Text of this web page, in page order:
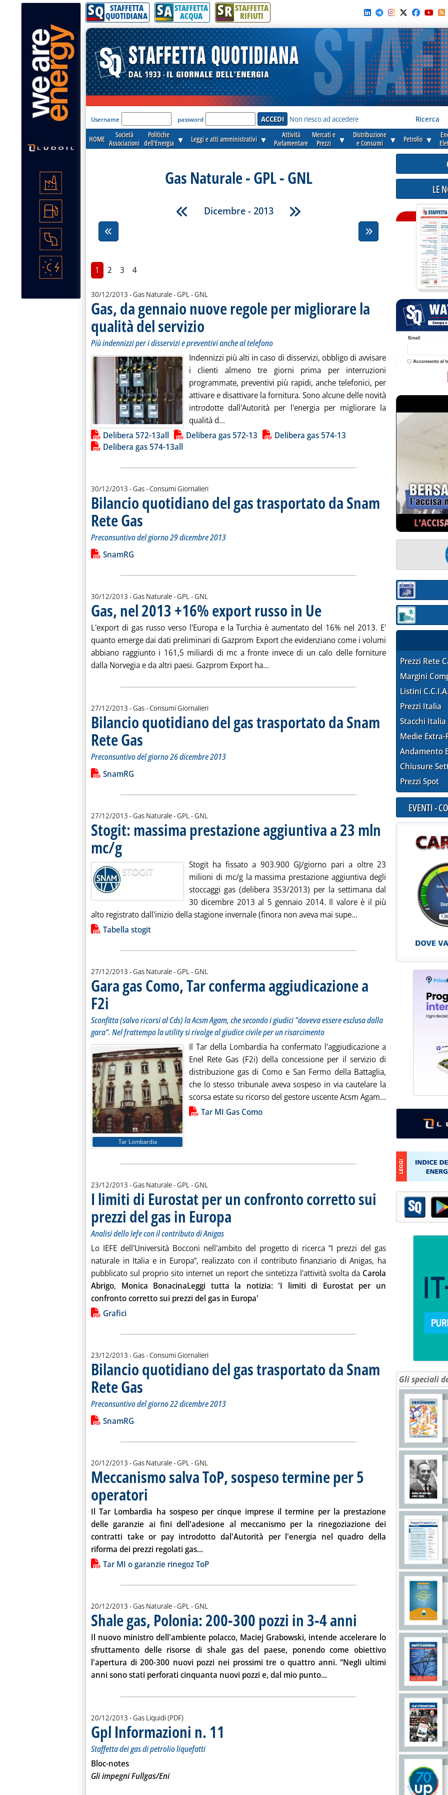
SQ STAFFETTA
QUOTIDIANA SA STAFFETTA
ACQUA SR STAFFETTA
RIFIUTI
'Modulo Login per accedere'
Username password Non riesco ad accedere Ricerca
HOME
Società
Associazioni
Politiche
dell'Energia ▼ Leggi e atti amministrativi ▼
Attività
Parlamentare
Mercati e
Prezzi
▼
Distribuzione
e Consumi
▼ Petrolio ▼
Gas Naturale - GPL - GNL
Dicembre - 2013
1 2 3 4
30/12/2013 - Gas Naturale - GPL - GNL
Gas, da gennaio nuove regole per migliorare la
qualità del servizio . Sottotitolo: Più indennizzi per i disservizi e preventivi anche al telefono
. Pubblicata lunedì 30 dicembre 2013 alle 15.36.
Più indennizzi per i disservizi e preventivi anche al telefono
Indennizzi più alti in caso di disservizi, obbligo di avvisare
i clienti almeno tre giorni prima per interruzioni
programmate, preventivi più rapidi, anche telefonici, per
attivare e disattivare la fornitura. Sono alcune delle novità
introdotte dall'Autorità per l'energia per migliorare la
qualità d... Leggi tutta la notizia: 'Gas, da gennaio nuove regole per
Lista allegati PDF alla notizia
Delibera 572-13all Delibera gas 572-13
Delibera gas 574-13
Delibera gas 574-13all
30/12/2013 - Gas - Consumi Giornalieri
Bilancio quotidiano del gas trasportato da Snam
Rete Gas . Sottotitolo: Preconsuntivo del giorno 29 dicembre 2013
. Pubblicata lunedì 30 dicembre 2013 alle 14.55.
Preconsuntivo del giorno 29 dicembre 2013
Leggi tutta la notizia: 'Bilancio quotidiano del gas trasportato da Snam Rete Gas'
Lista allegati PDF alla notizia
SnamRG
30/12/2013 - Gas Naturale - GPL - GNL
Gas, nel 2013 +16% export russo in Ue . Pubblicata lunedì 30 dicembre 2013 alle 14.47.
L'export di gas russo verso l'Europa e la Turchia è aumentato del 16% nel 2013. E'
quanto emerge dai dati preliminari di Gazprom Export che evidenziano come i volumi
abbiano raggiunto i 161,5 miliardi di mc a fronte invece di un calo delle forniture
dalla Norvegia e da altri paesi. Gazprom Export ha... Leggi tutta la notizia: 'Gas, nel 2013 +16% export
27/12/2013 - Gas - Consumi Giornalieri
Bilancio quotidiano del gas trasportato da Snam
Rete Gas . Sottotitolo: Preconsuntivo del giorno 26 dicembre 2013
. Pubblicata venerdì 27 dicembre 2013 alle 12.52.
Preconsuntivo del giorno 26 dicembre 2013
Leggi tutta la notizia: 'Bilancio quotidiano del gas trasportato da Snam Rete Gas'
Lista allegati PDF alla notizia
SnamRG
27/12/2013 - Gas Naturale - GPL - GNL
Stogit: massima prestazione aggiuntiva a 23 mln
mc/g. Pubblicata venerdì 27 dicembre 2013 alle 12.34.
Stogit ha fissato a 903.900 GJ/giorno pari a oltre 23
milioni di mc/g la massima prestazione aggiuntiva degli
stoccaggi gas (delibera 353/2013) per la settimana dal
30 dicembre 2013 al 5 gennaio 2014. Il valore è il più
alto registrato dall'inizio della stagione invernale (finora non aveva mai supe... Leggi tutta la notizia:
Lista allegati PDF alla notizia
Tabella stogit
27/12/2013 - Gas Naturale - GPL - GNL
Gara gas Como, Tar conferma aggiudicazione a
F2i . Sottotitolo: Sconfitta (salvo ricorsi al Cds) la Acsm Agam, che secondo i giudici "doveva essere esclusa dalla gara”. Nel frattempo la utility
. Pubblicata venerdì 27 dicembre 2013 alle 10.54.
Sconfitta (salvo ricorsi al Cds) la Acsm Agam, che secondo i giudici "doveva essere esclusa dalla
gara”. Nel frattempo la utility si rivolge al giudice civile per un risarcimento
Tar Lombardia
Il Tar della Lombardia ha confermato l'aggiudicazione a
Enel Rete Gas (F2i) della concessione per il servizio di
distribuzione gas di Como e San Fermo della Battaglia,
che lo stesso tribunale aveva sospeso in via cautelare la
scorsa estate su ricorso del gestore uscente Acsm Agam... Leggi tutta la
Lista allegati PDF alla notiziaTar MI Gas Como
23/12/2013 - Gas Naturale - GPL - GNL
I limiti di Eurostat per un confronto corretto sui
prezzi del gas in Europa
Analisi dello Iefe con il contributo di Anigas
Lo IEFE dell'Università Bocconi nell'ambito del progetto di ricerca “I prezzi del gas
naturale in Italia e in Europa”, realizzato con il contributo finanziario di Anigas, ha
pubblicato sul proprio sito internet un report che sintetizza l'attività svolta da Carola
Abrigo, Monica BonacinaLeggi tutta la notizia: 'I limiti di Eurostat per un
confronto corretto sui prezzi del gas in Europa'
Lista allegati PDF alla notizia
Grafici
23/12/2013 - Gas - Consumi Giornalieri
Bilancio quotidiano del gas trasportato da Snam
Rete Gas . Sottotitolo: Preconsuntivo del giorno 22 dicembre 2013
. Pubblicata lunedì 23 dicembre 2013 alle 15.9.
Preconsuntivo del giorno 22 dicembre 2013
Leggi tutta la notizia: 'Bilancio quotidiano del gas trasportato da Snam Rete Gas'
Lista allegati PDF alla notizia
SnamRG
20/12/2013 - Gas Naturale - GPL - GNL
Meccanismo salva ToP, sospeso termine per 5
operatori . Pubblicata venerdì 20 dicembre 2013 alle 17.9.
Il Tar Lombardia ha sospeso per cinque imprese il termine per la prestazione
delle garanzie ai fini dell'adesione al meccanismo per la rinegoziazione dei
contratti take or pay introdotto dal'Autorità per l'energia nel quadro della
riforma dei prezzi regolati gas...Leggi tutta la notizia: 'Meccanismo salva ToP, sospeso termine per 5
Lista allegati PDF alla notizia
Tar MI o garanzie rinegoz ToP
20/12/2013 - Gas Naturale - GPL - GNL
Shale gas, Polonia: 200-300 pozzi in 3-4 anni . Pubblicata venerdì 20 dicembre
Il nuovo ministro dell'ambiente polacco, Maciej Grabowski, intende accelerare lo
sfruttamento delle risorse di shale gas del paese, ponendo come obiettivo
l'apertura di 200-300 nuovi pozzi nei prossimi tre o quattro anni. “Negli ultimi
anni sono stati perforati cinquanta nuovi pozzi e, dal mio punto...Leggi tutta la notizia: 'Shale gas,
20/12/2013 - Gas Liquidi (PDF)
Gpl Informazioni n. 11
Staffetta dei gas di petrolio liquefatti
Bloc-notes
Gli impegni Fullgas/Eni
LE
Sezione:
Sezione:
Prezzi Rete
Margini
Listini
Prezzi Italia
Stacchi Italia
Medie Extra-
Andamento
Chiusure
Prezzi Spot
EVENTI -
Gli speciali